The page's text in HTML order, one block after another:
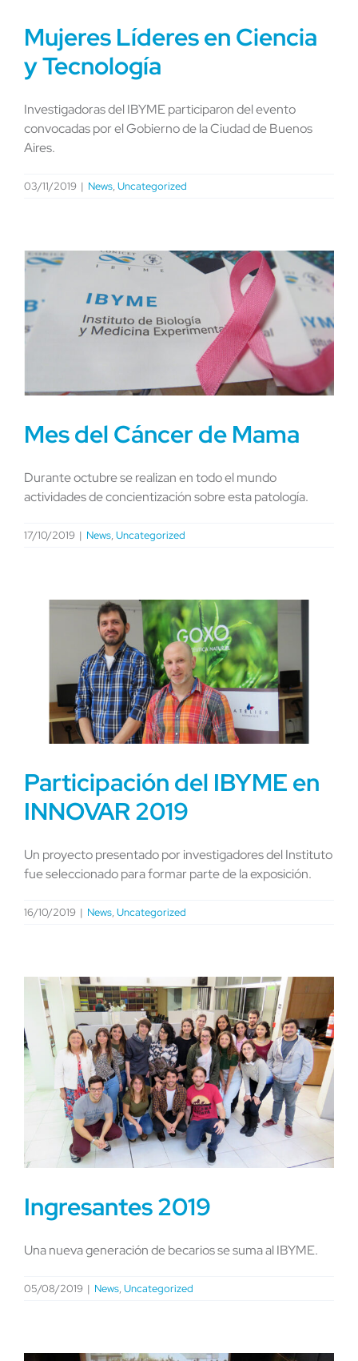
Mujeres Líderes en Ciencia
y Tecnología
Investigadoras del IBYME participaron del evento
convocadas por el Gobierno de la Ciudad de Buenos
Aires.
03/11/2019 | News,Uncategorized
Mes del Cáncer de Mama
Durante octubre se realizan en todo el mundo
actividades de concientización sobre esta patología.
17/10/2019 | News,Uncategorized
Participación del IBYME en
INNOVAR 2019
Un proyecto presentado por investigadores del Instituto
fue seleccionado para formar parte de la exposición.
16/10/2019 | News,Uncategorized
Ingresantes 2019
Una nueva generación de becarios se suma al IBYME.
05/08/2019 | News,Uncategorized